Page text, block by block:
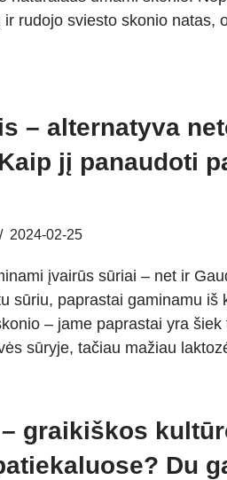
rudojo sviesto skonio natas,
– alternatyva
jį panaudoti
2024-02-25
įvairūs sūriai – net ir
sūriu, paprastai gaminamu
– jame paprastai yra
sūryje, tačiau mažiau
graikiškos
Du